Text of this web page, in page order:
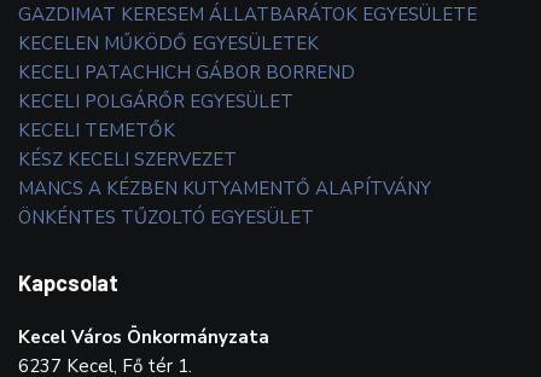
GAZDIMAT KERESEM ÁLLATBARÁTOK EGYESÜLETE
KECELEN MŰKÖDŐ EGYESÜLETEK
KECELI PATACHICH GÁBOR BORREND
KECELI POLGÁRŐR EGYESÜLET
KECELI TEMETŐK
KÉSZ KECELI SZERVEZET
MANCS A KÉZBEN KUTYAMENTŐ ALAPÍTVÁNY
ÖNKÉNTES TŰZOLTÓ EGYESÜLET
Kapcsolat
Kecel Város Önkormányzata
6237 Kecel, Fő tér 1.